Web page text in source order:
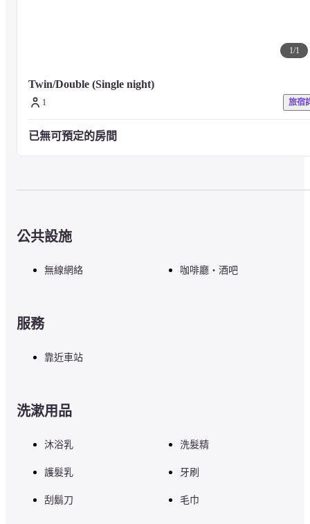
城市裡閒逛，發現和參觀當地人經常光顧的美味餐廳。 我們將引導您
前往適合您喜好的餐廳以及當天的晚餐地點。
1/1
Twin/Double (Single night)
1 旅宿
已無可預定的房間
公共設施
無線網絡 咖啡廳・酒吧
服務
靠近車站
洗漱用品
沐浴乳 洗髮精
護髮乳 牙刷
刮鬍刀 毛巾